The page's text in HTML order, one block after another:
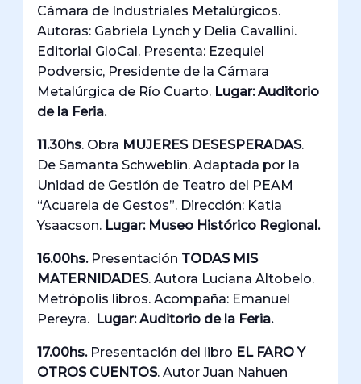
Cámara de Industriales Metalúrgicos.
Autoras: Gabriela Lynch y Delia Cavallini.
Editorial GloCal. Presenta: Ezequiel
Podversic, Presidente de la Cámara
Metalúrgica de Río Cuarto. Lugar: Auditorio
de la Feria.
11.30hs. Obra MUJERES DESESPERADAS.
De Samanta Schweblin. Adaptada por la
Unidad de Gestión de Teatro del PEAM
“Acuarela de Gestos”. Dirección: Katia
Ysaacson. Lugar: Museo Histórico Regional.
16.00hs. Presentación TODAS MIS
MATERNIDADES. Autora Luciana Altobelo.
Metrópolis libros. Acompaña: Emanuel
Pereyra. Lugar: Auditorio de la Feria.
17.00hs. Presentación del libro EL FARO Y
OTROS CUENTOS. Autor Juan Nahuen